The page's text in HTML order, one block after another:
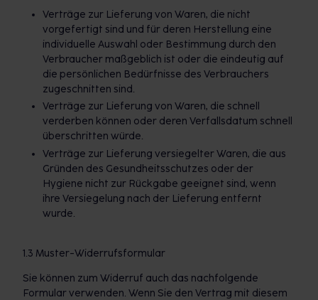
Verträge zur Lieferung von Waren, die nicht
vorgefertigt sind und für deren Herstellung eine
individuelle Auswahl oder Bestimmung durch den
Verbraucher maßgeblich ist oder die eindeutig auf
die persönlichen Bedürfnisse des Verbrauchers
zugeschnitten sind.
Verträge zur Lieferung von Waren, die schnell
verderben können oder deren Verfallsdatum schnell
überschritten würde.
Verträge zur Lieferung versiegelter Waren, die aus
Gründen des Gesundheitsschutzes oder der
Hygiene nicht zur Rückgabe geeignet sind, wenn
ihre Versiegelung nach der Lieferung entfernt
wurde.
1.3 Muster-Widerrufsformular
Sie können zum Widerruf auch das nachfolgende
Formular verwenden. Wenn Sie den Vertrag mit diesem